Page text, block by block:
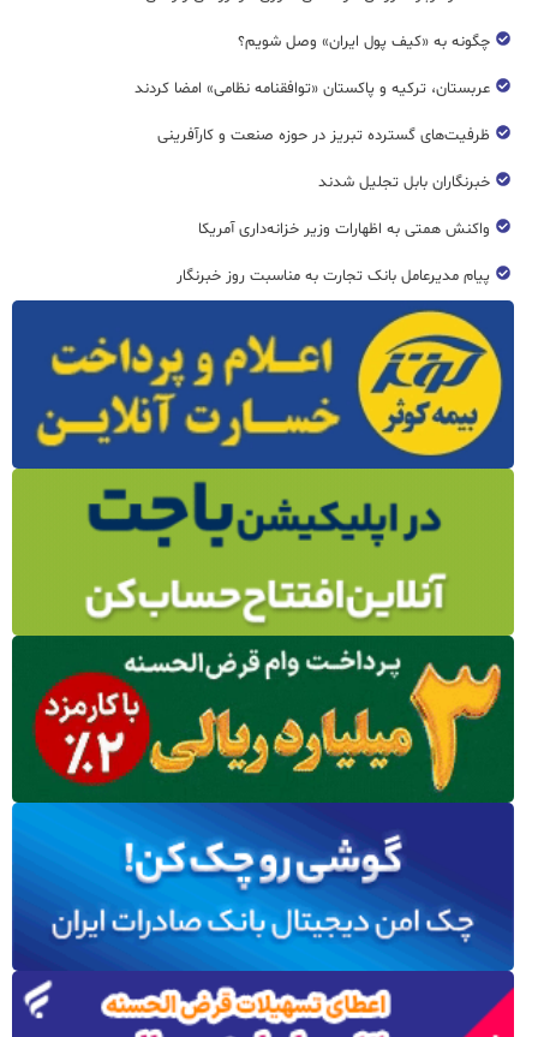
چگونه به «کیف پول ایران» وصل شویم؟
عربستان، ترکیه و پاکستان «توافقنامه نظامی» امضا کردند
ظرفیت‌های گسترده‌ تبریز در حوزه صنعت و کارآفرینی
خبرنگاران بابل تجلیل شدند
واکنش همتی به اظهارات وزیر خزانه‌داری آمریکا
پیام مدیرعامل بانک تجارت به مناسبت روز خبرنگار